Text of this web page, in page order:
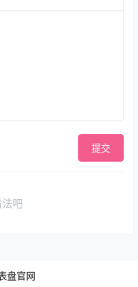
提交
法吧
盘官网